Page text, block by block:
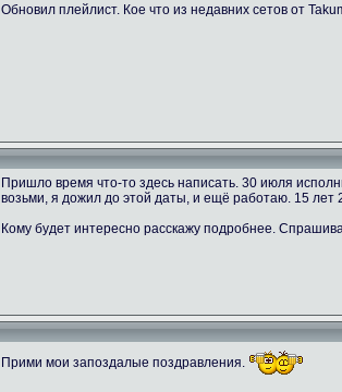
Обновил плейлист. Кое что из недавних сетов от
Пришло время что-то здесь написать. 30 июля
возьми, я дожил до этой даты, и ещё работаю. 15 лет
Кому будет интересно расскажу подробнее.
Прими мои запоздалые поздравления.